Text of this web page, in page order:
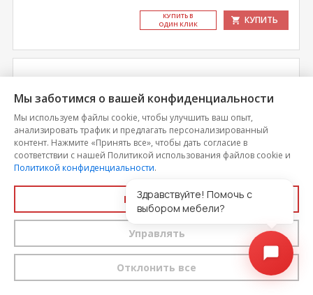
КУ­ПИТЬ В
ОДИН КЛИК
КУПИТЬ
Эста 2-х дверный (дсп)
Мы заботимся о вашей конфиденциальности
Мы используем файлы cookie, чтобы улучшить ваш опыт,
анализировать трафик и предлагать персонализированный
контент. Нажмите «Принять все», чтобы дать согласие в
соответствии с нашей Политикой использования файлов cookie и
Политикой конфиденциальности.
Принять все
Управлять
Отклонить все
Здравствуйте! Помочь с
выбором мебели?